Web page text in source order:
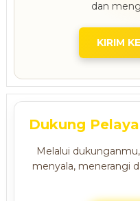
dan
KIRIM
Dukung
Melalui
menyala, menerangi